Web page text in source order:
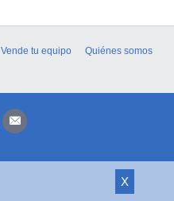
X
Vende tu equipo
Quiénes somos